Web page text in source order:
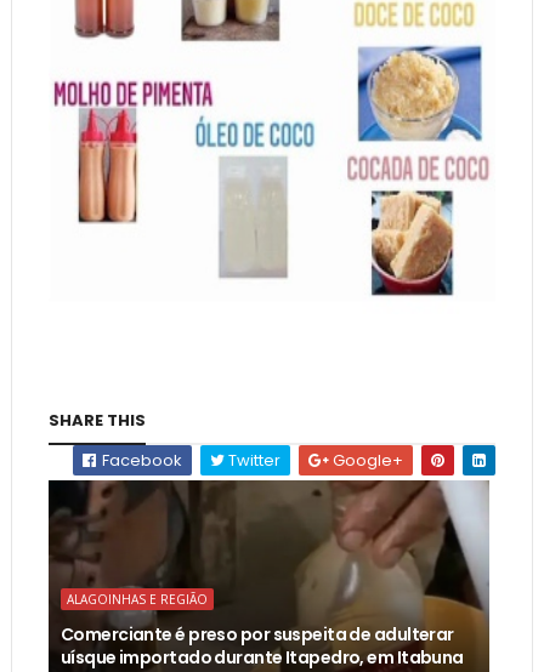
SHARE THIS
Facebook
Twitter Google+
ALAGOINHAS E REGIÃO
Comerciante é preso por suspeita de adulterar
uísque importado durante Itapedro, em Itabuna